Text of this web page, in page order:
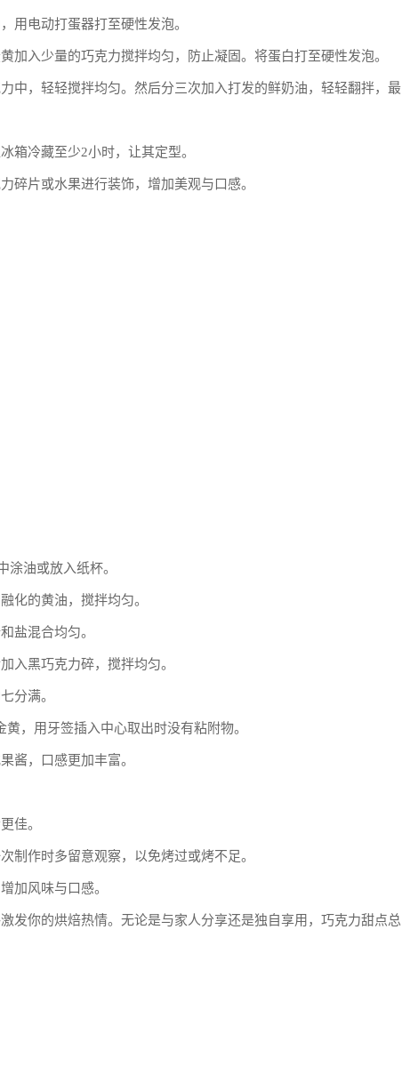
用电动打蛋器打至硬性发泡。
加入少量的巧克力搅拌均匀，防止凝固。将蛋白打至硬性发泡。
中，轻轻搅拌均匀。然后分三次加入打发的鲜奶油，轻轻翻拌，最
箱冷藏至少2小时，让其定型。
碎片或水果进行装饰，增加美观与口感。
涂油或放入纸杯。
化的黄油，搅拌均匀。
盐混合均匀。
入黑巧克力碎，搅拌均匀。
分满。
，用牙签插入中心取出时没有粘附物。
酱，口感更加丰富。
佳。
制作时多留意观察，以免烤过或烤不足。
加风味与口感。
发你的烘焙热情。无论是与家人分享还是独自享用，巧克力甜点总